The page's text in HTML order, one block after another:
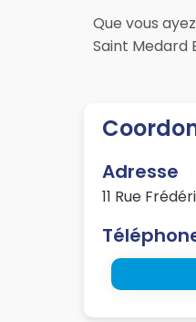
Que vous
Saint Medard
Adresse
11 Rue